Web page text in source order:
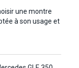
une montre
à son usage et